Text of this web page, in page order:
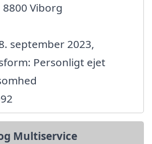
Viborg
september 2023,
Personligt ejet
Multiservice